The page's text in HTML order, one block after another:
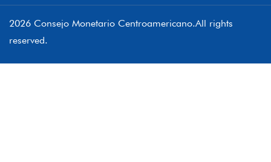
2026 Consejo Monetario Centroamericano.All rights
reserved.